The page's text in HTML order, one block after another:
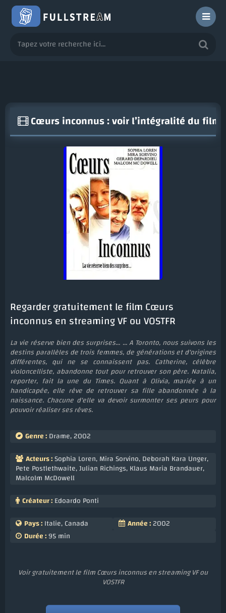
Cœurs inconnus : voir l’intégralité du film
Regarder gratuitement le film Cœurs
inconnus en streaming VF ou VOSTFR
La vie réserve bien des surprises... ... A Toronto, nous suivons les
destins parallèles de trois femmes, de générations et d'origines
différentes, qui ne se connaissent pas. Catherine, célèbre
violoncelliste, abandonne tout pour retrouver son père. Natalia,
reporter, fait la une du Times. Quant à Olivia, mariée à un
handicapée, elle rêve de retrouver sa fille abandonnée à la
naissance. Chacune d'elle va devoir surmonter ses peurs pour
pouvoir réaliser ses rêves.
Genre :Drame,2002
Acteurs :Sophia Loren,Mira Sorvino,Deborah Kara Unger,
Pete Postlethwaite,Julian Richings,Klaus Maria Brandauer,
Malcolm McDowell
Créateur :Edoardo Ponti
Pays :Italie, Canada Année :2002
Durée :95 min
Voir gratuitement le film Cœurs inconnus en streaming VF ou
VOSTFR